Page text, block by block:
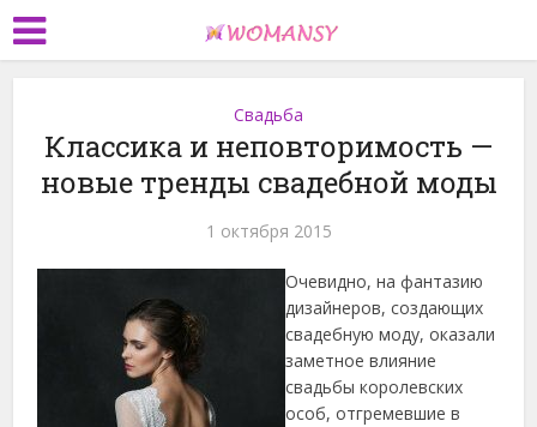
Свадьба
Классика и неповторимость —
новые тренды свадебной моды
1 октября 2015
Очевидно, на фантазию
дизайнеров, создающих
свадебную моду, оказали
заметное влияние
свадьбы королевских
особ, отгремевшие в